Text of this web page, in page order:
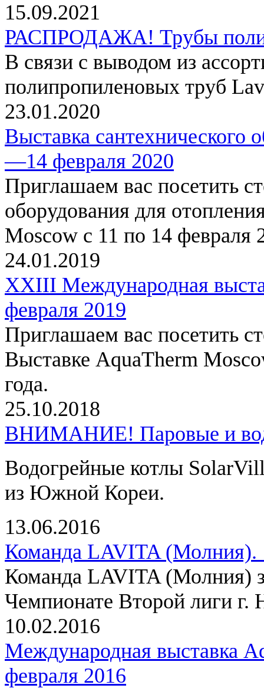
15.09.2021
РАСПРОДАЖА! Трубы
В связи с выводом из
полипропиленовых труб
23.01.2020
Выставка сантехнического
—14 февраля 2020
Приглашаем вас посетить
оборудования для
Moscow с 11 по 14 февраля
24.01.2019
XXIII Международная
февраля 2019
Приглашаем вас посетить
Выставке AquaTherm
года.
25.10.2018
ВНИМАНИЕ! Паровые и
Водогрейные котлы
из Южной Кореи.
13.06.2016
Команда LAVITA (Молния).
Команда LAVITA (Молния)
Чемпионате Второй лиги г.
10.02.2016
Международная выставка
февраля 2016